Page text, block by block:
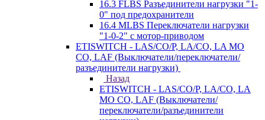
16.3 FLBS Разъединители нагрузки "1-
0" под предохранители
16.4 MLBS Переключатели нагрузки
"1-0-2" с мотор-приводом
ETISWITCH - LAS/CO/P, LA/CO, LA MO
CO, LAF (Выключатели/переключатели/
разъединители нагрузки)
Назад
ETISWITCH - LAS/CO/P, LA/CO, LA
MO CO, LAF (Выключатели/
переключатели/разъединители